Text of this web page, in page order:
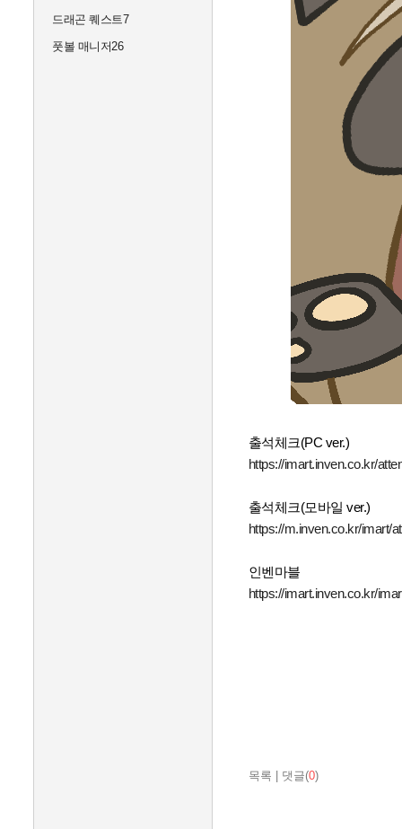
드래곤 퀘스트7
풋볼 매니저26
출석체크(PC ver.)
https://imart.inven.co.kr/
출석체크(모바일 ver.)
https://m.inven.co.kr/imart/
인벤마블
https://imart.inven.co.kr/
목록 댓글(0)